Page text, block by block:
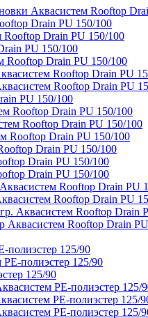
Аквасистем Rooftop
Drain PU 150/100
Rooftop Drain PU 150/100
PU 150/100
Rooftop Drain PU 150/100
Rooftop Drain PU
Rooftop Drain PU
PU 150/100
Rooftop Drain PU 150/100
Rooftop Drain PU 150/100
Rooftop Drain PU 150/100
Drain PU 150/100
Drain PU 150/100
Drain PU 150/100
Rooftop Drain PU
Rooftop Drain PU
Аквасистем Rooftop Drain
Аквасистем Rooftop Drain
полиэстер 125/90
полиэстер 125/90
125/90
PE-полиэстер 125/
PE-полиэстер 125/
PE-полиэстер 125/